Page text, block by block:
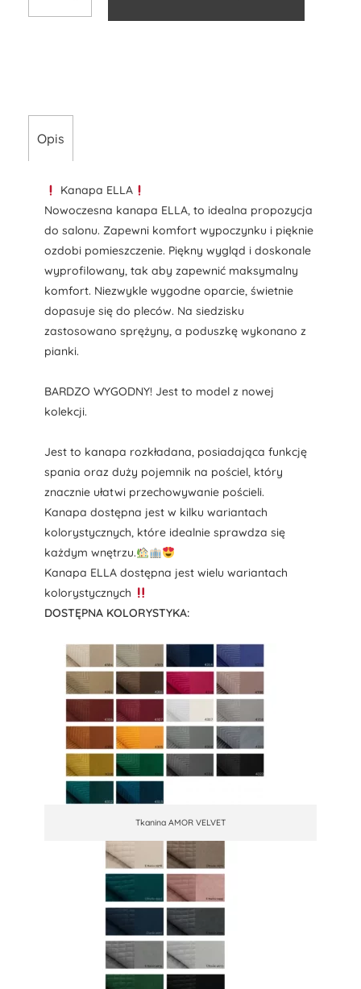
Opis
Kanapa ELLA
Nowoczesna kanapa ELLA, to idealna propozycja
do salonu. Zapewni komfort wypoczynku i pięknie
ozdobi pomieszczenie. Piękny wygląd i doskonale
wyprofilowany, tak aby zapewnić maksymalny
komfort. Niezwykle wygodne oparcie, świetnie
dopasuje się do pleców. Na siedzisku
zastosowano sprężyny, a poduszkę wykonano z
pianki.
BARDZO WYGODNY! Jest to model z nowej
kolekcji.
Jest to kanapa rozkładana, posiadająca funkcję
spania oraz duży pojemnik na pościel, który
znacznie ułatwi przechowywanie pościeli.
Kanapa dostępna jest w kilku wariantach
kolorystycznych, które idealnie sprawdza się
każdym wnętrzu.
Kanapa ELLA dostępna jest wielu wariantach
kolorystycznych
DOSTĘPNA KOLORYSTYKA:
Tkanina AMOR VELVET